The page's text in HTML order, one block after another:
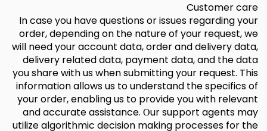
Customer care
In case you have questions or issues regarding your
order, depending on the nature of your request, we
will need your account data, order and delivery data,
delivery related data, payment data, and the data
you share with us when submitting your request. This
information allows us to understand the specifics of
your order, enabling us to provide you with relevant
and accurate assistance. Оur support agents may
utilize algorithmic decision making processes for the